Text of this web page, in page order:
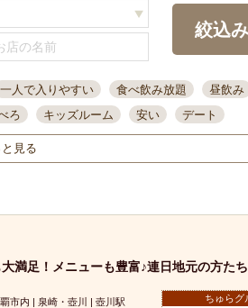
絞込
一人で入りやすい 食べ飲み放題
昼飲み
ろ キッズルーム 安い
デート
大人数
スタ映え 座敷席 記念日 泡盛
ー 観光客に人気 大部屋30名
カウ
ル ウィスキー テレビ 飲み会
クーポン
見る
満足！メニューも豊富♪連日地元の方た
市内 | 泉崎・壺川 | 壺川駅
ちゅらグ